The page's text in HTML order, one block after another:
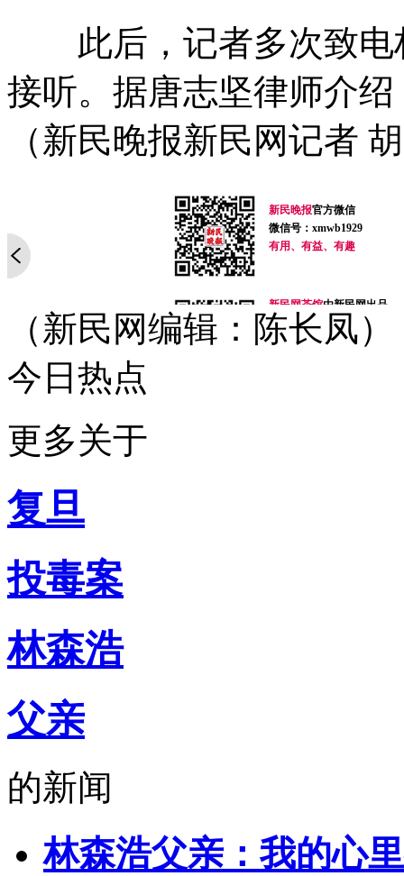
此后，记者多次致电
接听。据唐志坚律师介
（新民晚报新民网记者
新民晚报官方微信
微信号：xmwb1929
有用、有益、有趣
新民网茶馆由新民网出品
微信号：newteahouse
无节操、有道理
（新民网编辑：陈长凤）
今日热点
更多关于
复旦
投毒案
林森浩
父亲
的新闻
林森浩父亲：我的心